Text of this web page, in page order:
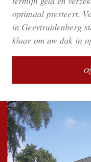
optimaal presteert.
in Geertruidenberg
klaar om uw dak in